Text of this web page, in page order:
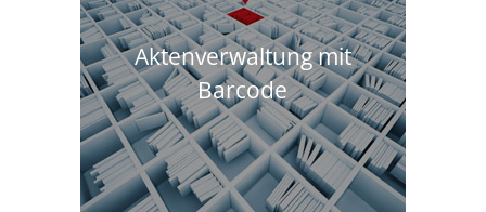
Aktenverwaltung mit
Barcode